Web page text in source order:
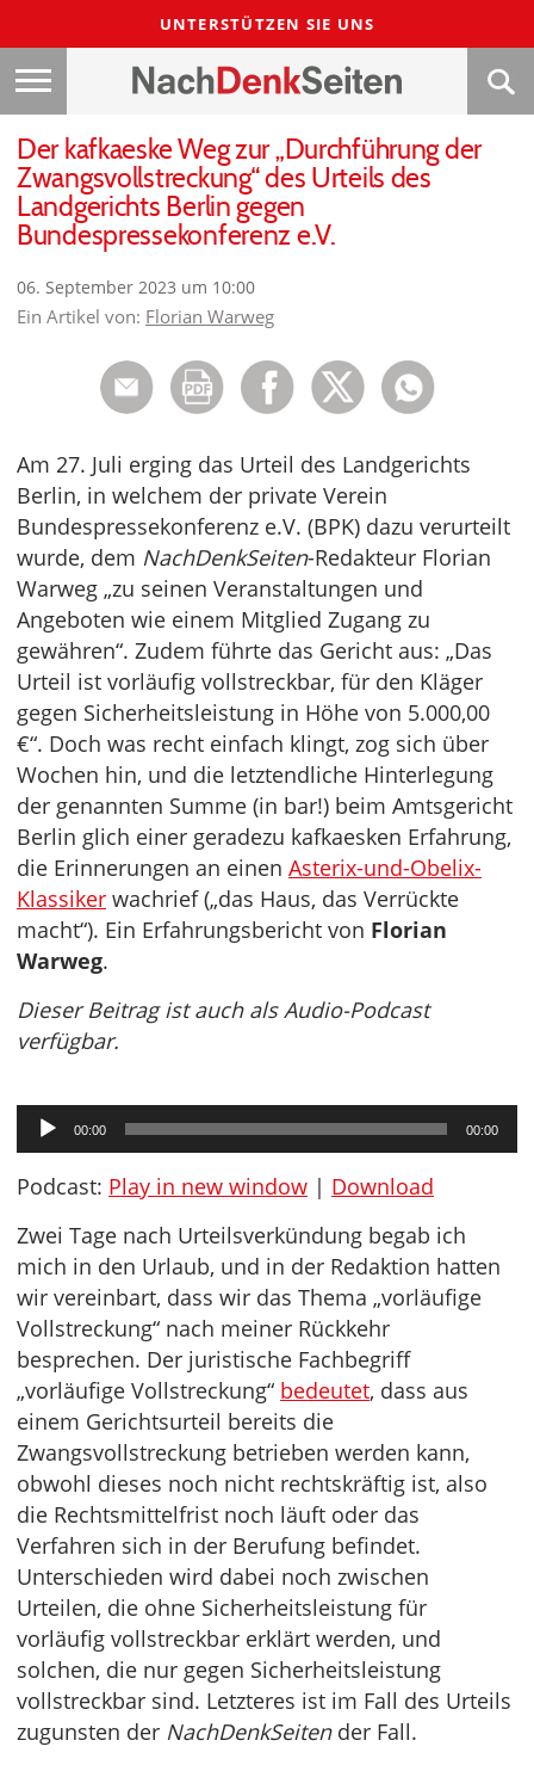
UNTERSTÜTZEN SIE UNS
Der kafkaeske Weg zur „Durchführung der
Zwangsvollstreckung“ des Urteils des
Landgerichts Berlin gegen
Bundespressekonferenz e.V.
06. September 2023 um 10:00
Ein Artikel von: Florian Warweg
Am 27. Juli erging das Urteil des Landgerichts
Berlin, in welchem der private Verein
Bundespressekonferenz e.V. (BPK) dazu verurteilt
wurde, dem NachDenkSeiten-Redakteur Florian
Warweg „zu seinen Veranstaltungen und
Angeboten wie einem Mitglied Zugang zu
gewähren“. Zudem führte das Gericht aus: „Das
Urteil ist vorläufig vollstreckbar, für den Kläger
gegen Sicherheitsleistung in Höhe von 5.000,00
€“. Doch was recht einfach klingt, zog sich über
Wochen hin, und die letztendliche Hinterlegung
der genannten Summe (in bar!) beim Amtsgericht
Berlin glich einer geradezu kafkaesken Erfahrung,
die Erinnerungen an einen Asterix-und-Obelix-
Klassiker wachrief („das Haus, das Verrückte
macht“). Ein Erfahrungsbericht von Florian
Warweg.
Dieser Beitrag ist auch als Audio-Podcast
verfügbar.
Audio-
Player
00:00 00:00
Podcast: Play in new window | Download
Zwei Tage nach Urteilsverkündung begab ich
mich in den Urlaub, und in der Redaktion hatten
wir vereinbart, dass wir das Thema „vorläufige
Vollstreckung“ nach meiner Rückkehr
besprechen. Der juristische Fachbegriff
„vorläufige Vollstreckung“ bedeutet, dass aus
einem Gerichtsurteil bereits die
Zwangsvollstreckung betrieben werden kann,
obwohl dieses noch nicht rechtskräftig ist, also
die Rechtsmittelfrist noch läuft oder das
Verfahren sich in der Berufung befindet.
Unterschieden wird dabei noch zwischen
Urteilen, die ohne Sicherheitsleistung für
vorläufig vollstreckbar erklärt werden, und
solchen, die nur gegen Sicherheitsleistung
vollstreckbar sind. Letzteres ist im Fall des Urteils
zugunsten der NachDenkSeitender Fall.